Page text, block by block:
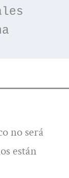
no será
están